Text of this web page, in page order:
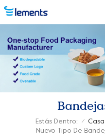
Estás Dentro: / Casa